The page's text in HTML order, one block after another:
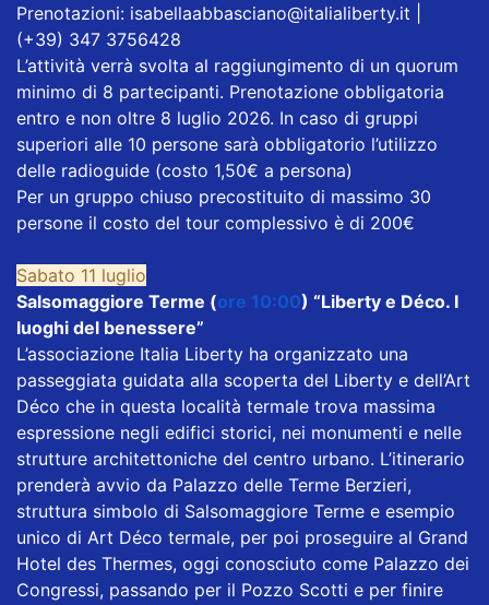
Prenotazioni: isabellaabbasciano@italialiberty.it |
(+39) 347 3756428
L’attività verrà svolta al raggiungimento di un quorum
minimo di 8 partecipanti. Prenotazione obbligatoria
entro e non oltre 8 luglio 2026. In caso di gruppi
superiori alle 10 persone sarà obbligatorio l’utilizzo
delle radioguide (costo 1,50€ a persona)
Per un gruppo chiuso precostituito di massimo 30
persone il costo del tour complessivo è di 200€
Sabato 11 luglio
Salsomaggiore Terme (ore 10:00) “Liberty e Déco. I
luoghi del benessere”
L’associazione Italia Liberty ha organizzato una
passeggiata guidata alla scoperta del Liberty e dell’Art
Déco che in questa località termale trova massima
espressione negli edifici storici, nei monumenti e nelle
strutture architettoniche del centro urbano. L’itinerario
prenderà avvio da Palazzo delle Terme Berzieri,
struttura simbolo di Salsomaggiore Terme e esempio
unico di Art Déco termale, per poi proseguire al Grand
Hotel des Thermes, oggi conosciuto come Palazzo dei
Congressi, passando per il Pozzo Scotti e per finire